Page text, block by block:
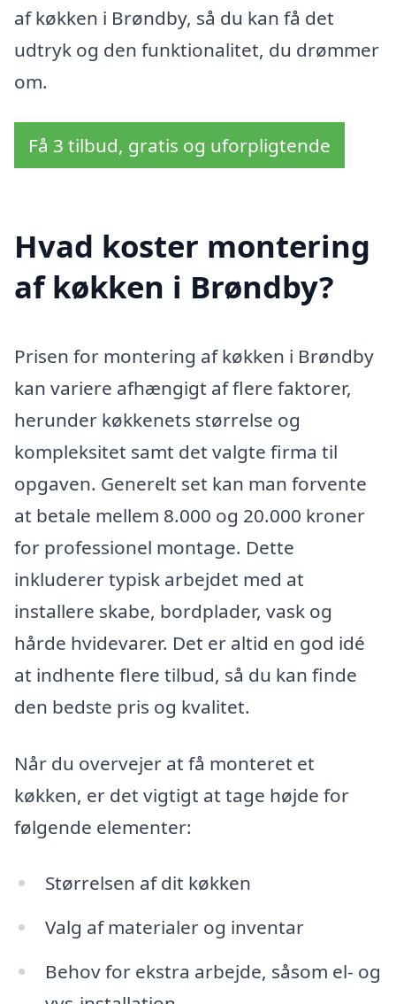
af køkken i Brøndby, så du kan få det
udtryk og den funktionalitet, du drømmer
om.
Få 3 tilbud, gratis og uforpligtende
Hvad koster montering
af køkken i Brøndby?
Prisen for montering af køkken i Brøndby
kan variere afhængigt af flere faktorer,
herunder køkkenets størrelse og
kompleksitet samt det valgte firma til
opgaven. Generelt set kan man forvente
at betale mellem 8.000 og 20.000 kroner
for professionel montage. Dette
inkluderer typisk arbejdet med at
installere skabe, bordplader, vask og
hårde hvidevarer. Det er altid en god idé
at indhente flere tilbud, så du kan finde
den bedste pris og kvalitet.
Når du overvejer at få monteret et
køkken, er det vigtigt at tage højde for
følgende elementer:
Størrelsen af dit køkken
Valg af materialer og inventar
Behov for ekstra arbejde, såsom el- og